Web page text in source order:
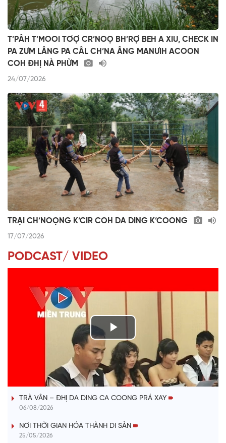
T’PÂH T’MOOI TƠỢ CR’NOỌ BH’RỢ BEH A XIU, CHECK IN
PA ZƯM LÂNG PA CÂL CH’NA ÂNG MANƯIH ACOON
COH ĐHỊ NÀ PHỪM
24/07/2026
TRẠI CH’NOỌNG K’CIR COH DA DING K’COONG
17/07/2026
PODCAST/ VIDEO
P
l
a
V
VÀI PHÚT DÀNH CHO QUẢNG BÁ
TRÀ VÂN – ĐHỊ DA DING CA COONG PRÁ XAY
06/08/2026
NƠI THỜI GIAN HÓA THÀNH DI SẢN
25/05/2026